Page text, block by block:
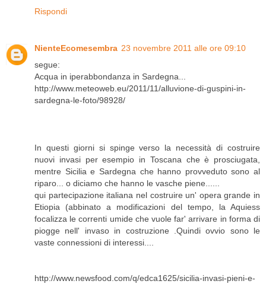
Rispondi
NienteEcomesembra 23 novembre 2011 alle ore 09:10
segue:
Acqua in iperabbondanza in Sardegna...
http://www.meteoweb.eu/2011/11/alluvione-di-guspini-in-
sardegna-le-foto/98928/
In questi giorni si spinge verso la necessità di costruire
nuovi invasi per esempio in Toscana che è prosciugata,
mentre Sicilia e Sardegna che hanno provveduto sono al
riparo... o diciamo che hanno le vasche piene......
qui partecipazione italiana nel costruire un' opera grande in
Etiopia (abbinato a modificazioni del tempo, la Aquiess
focalizza le correnti umide che vuole far' arrivare in forma di
piogge nell' invaso in costruzione .Quindi ovvio sono le
vaste connessioni di interessi....
http://www.newsfood.com/q/edca1625/sicilia-invasi-pieni-e-